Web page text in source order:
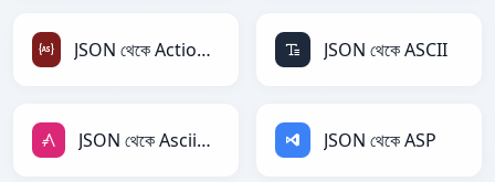
JSON থেকে ActionScript JSON থেকে ASCII
JSON থেকে AsciiDoc JSON থেকে ASP